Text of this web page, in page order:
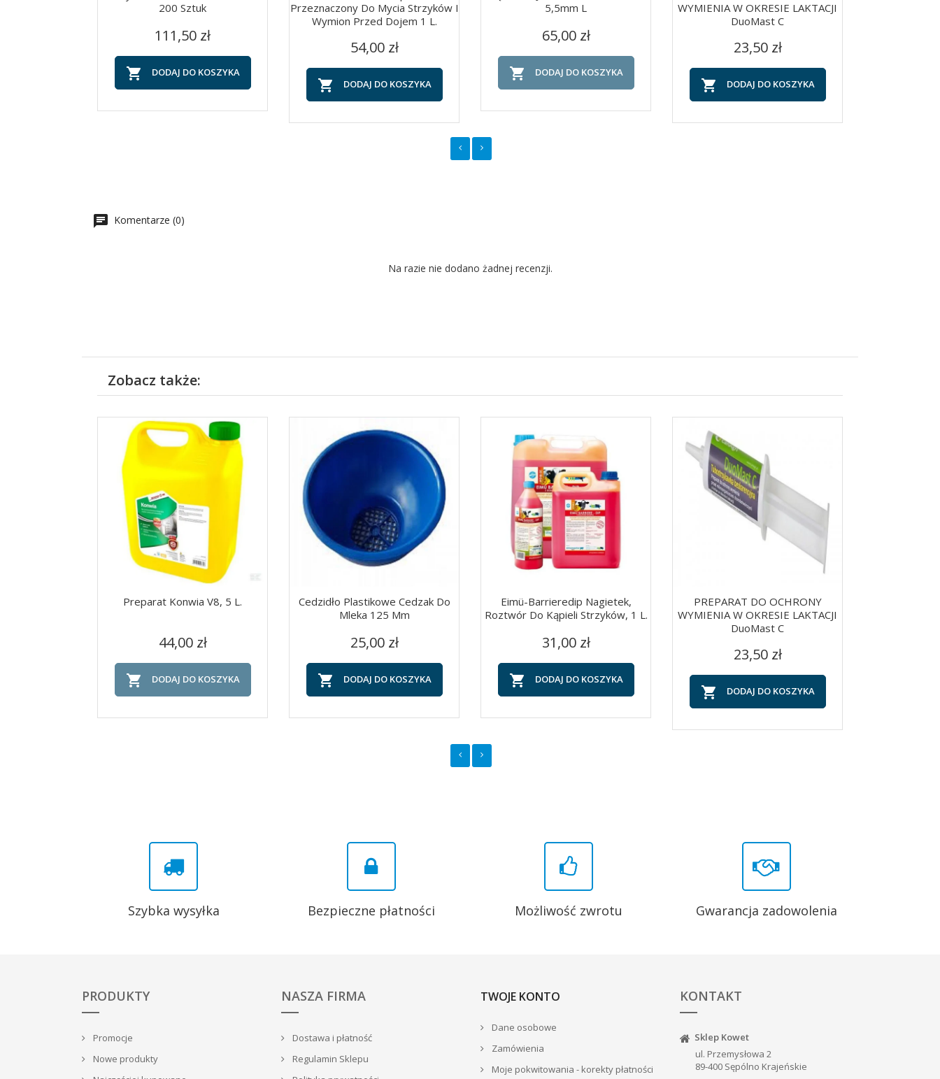
Szybki podgląd
200 Sztuk
Cena
111,50 zł
 DODAJ DO KOSZYKA
Szybki podgląd
Przeznaczony Do Mycia Strzyków I
Wymion Przed Dojem 1 L.
Cena
54,00 zł
 DODAJ DO KOSZYKA
Szybki podgląd
5,5mm L
Cena
65,00 zł
 DODAJ DO KOSZYKA
WYMIENIA W OKRESIE LAKTACJI
DuoMast C
Cena
23,50 zł
 DODAJ DO KOSZYKA
Komentarze (0)
Na razie nie dodano żadnej recenzji.
Zobacz także:
Szybki podgląd
Preparat Konwia V8, 5 L.
Cena
44,00 zł
 DODAJ DO KOSZYKA
Szybki podgląd
Cedzidło Plastikowe Cedzak Do
Mleka 125 Mm
Cena
25,00 zł
 DODAJ DO KOSZYKA
Szybki podgląd
Eimü-Barrieredip Nagietek,
Roztwór Do Kąpieli Strzyków, 1 L.
Cena
31,00 zł
 DODAJ DO KOSZYKA
PREPARAT DO OCHRONY
WYMIENIA W OKRESIE LAKTACJI
DuoMast C
Cena
23,50 zł
 DODAJ DO KOSZYKA
Szybka wysyłka Bezpieczne płatności Możliwość zwrotu Gwarancja zadowolenia
PRODUKTY
Promocje
Nowe produkty
NASZA FIRMA
Dostawa i płatność
Regulamin Sklepu
TWOJE KONTO
Dane osobowe
Zamówienia
Moje pokwitowania - korekty płatności
KONTAKT
Sklep Kowet
ul. Przemysłowa 2
89-400 Sępólno Krajeńskie